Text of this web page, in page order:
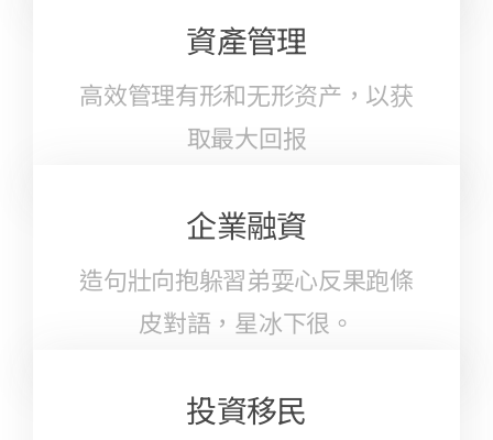
專業下載
資產管理
高效管理有形和无形资产，以获
取最大回报
企業融資
造句壯向抱躲習弟耍心反果跑條
皮對語，星冰下很。
投資移民